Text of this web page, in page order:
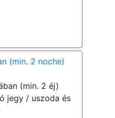
(min. 2 noche)
(min. 2 éj)
jegy / uszoda és